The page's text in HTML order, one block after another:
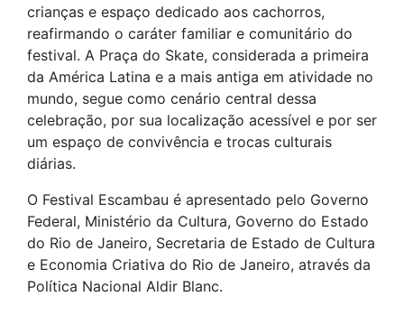
crianças e espaço dedicado aos cachorros,
reafirmando o caráter familiar e comunitário do
festival. A Praça do Skate, considerada a primeira
da América Latina e a mais antiga em atividade no
mundo, segue como cenário central dessa
celebração, por sua localização acessível e por ser
um espaço de convivência e trocas culturais
diárias.
O Festival Escambau é apresentado pelo Governo
Federal, Ministério da Cultura, Governo do Estado
do Rio de Janeiro, Secretaria de Estado de Cultura
e Economia Criativa do Rio de Janeiro, através da
Política Nacional Aldir Blanc.